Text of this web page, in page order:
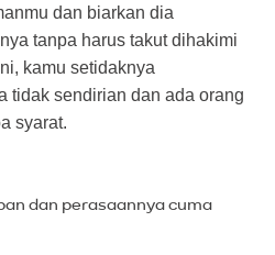
dan biarkan dia
tanpa harus takut dihakimi
kamu setidaknya
tidak sendirian dan ada orang
syarat.
dan perasaannya cuma